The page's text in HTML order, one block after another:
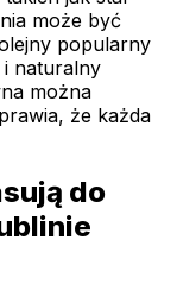
może być
popularny
i naturalny
można
że każda
do